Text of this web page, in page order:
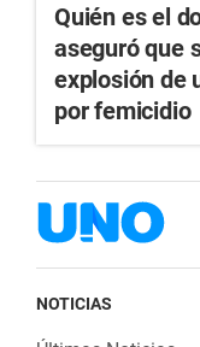
Quién es el
aseguró que
explosión de
por femicidio
NOTICIAS